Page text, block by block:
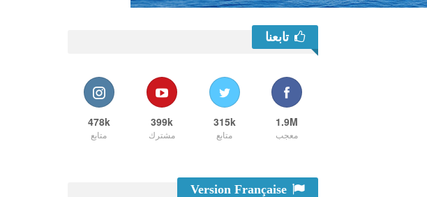
تابعنا
1.9M
معجب
315k
متابع
399k
مشترك
478k
متابع